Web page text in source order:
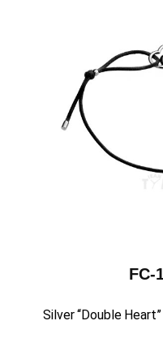
FC-
Silver “Double